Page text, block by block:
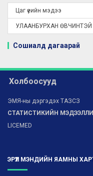
Цаг үеийн мэдээ
УЛААНБУРХАН
Сошиалд дагаарай
Холбоосууд
ЭМЯ-ны дэргэдэх ТАЗСЗ
СТАТИСТИКИЙН
LICEMED
ЭРҮҮЛ МЭНДИЙН ЯАМНЫ